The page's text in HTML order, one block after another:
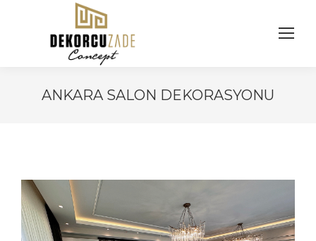
ANKARA SALON DEKORASYONU